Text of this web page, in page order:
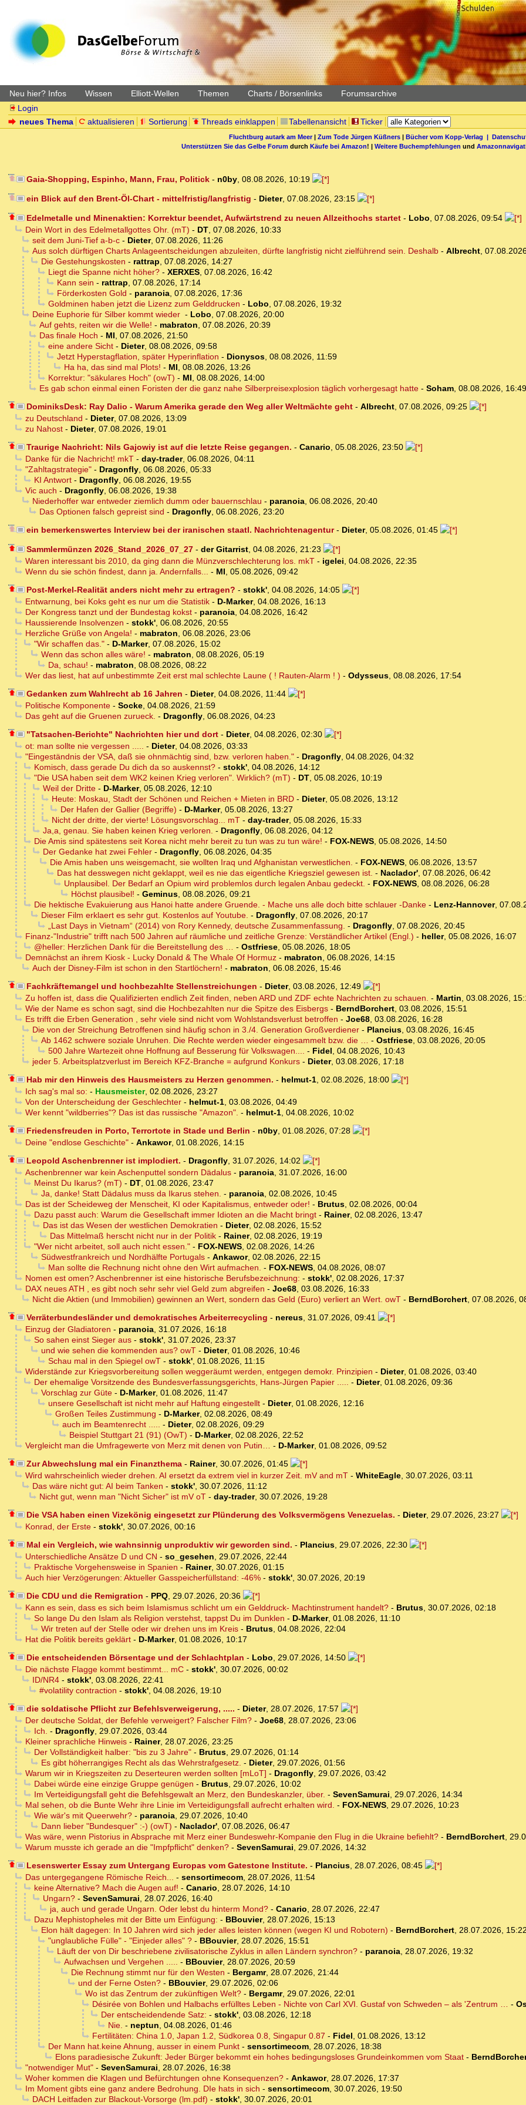
Neu hier? Infos Wissen Elliott-Wellen Themen Charts / Börsenlinks
Forumsarchive
Login
neues Thema
aktualisieren Sortierung Threads einklappen Tabellenansicht Ticker
Fluchtburg autark am Meer| Zum Tode Jürgen Küßners| Bücher vom Kopp-Verlag |
Unterstützen Sie das Gelbe Forum durch Käufe bei Amazon! | Weitere Buchempfehlungen und
Gaia-Shopping, Espinho, Mann, Frau, Politick- n0by, 08.08.2026, 10:19
ein Blick auf den Brent-Öl-Chart - mittelfristig/langfristig - Dieter, 07.08.2026, 23:15
Edelmetalle und Minenaktien: Korrektur beendet, Aufwärtstrend zu neuen Allzeithochs startet- Lobo, 07.08.2026, 09:54
Dein Wort in des Edelmetallgottes Ohr. (mT) - DT, 07.08.2026, 10:33
seit dem Juni-Tief a-b-c- Dieter, 07.08.2026, 11:26
Aus solch dürftigen Charts Anlageentscheidungen abzuleiten, dürfte langfristig nicht zielführend sein. Deshalb- Albrecht,
Die Gestehungskosten - rattrap, 07.08.2026, 14:27
Liegt die Spanne nicht höher?- XERXES, 07.08.2026, 16:42
Kann sein - rattrap, 07.08.2026, 17:14
Förderkosten Gold - paranoia, 07.08.2026, 17:36
Goldminen haben jetzt die Lizenz zum Gelddrucken - Lobo, 07.08.2026, 19:32
Deine Euphorie für Silber kommt wieder - Lobo, 07.08.2026, 20:00
Auf gehts, reiten wir die Welle! - mabraton, 07.08.2026, 20:39
Das finale Hoch - MI, 07.08.2026, 21:50
eine andere Sicht- Dieter, 08.08.2026, 09:58
Jetzt Hyperstagflation, später Hyperinflation - Dionysos, 08.08.2026, 11:59
Ha ha, das sind mal Plots! - MI, 08.08.2026, 13:26
Korrektur: "säkulares Hoch" (owT) - MI, 08.08.2026, 14:00
Es gab schon einmal einen Foristen der die ganz nahe Silberpreisexplosion täglich vorhergesagt hatte- Soham, 08.08.2026, 16:49
DominiksDesk: Ray Dalio - Warum Amerika gerade den Weg aller Weltmächte geht- Albrecht, 07.08.2026, 09:25
zu Deutschland - Dieter, 07.08.2026, 13:09
zu Nahost- Dieter, 07.08.2026, 19:01
Traurige Nachricht: Nils Gajowiy ist auf die letzte Reise gegangen. - Canario, 05.08.2026, 23:50
Danke für die Nachricht! mkT- day-trader, 06.08.2026, 04:11
"Zahltagstrategie"- Dragonfly, 06.08.2026, 05:33
KI Antwort- Dragonfly, 06.08.2026, 19:55
Vic auch - Dragonfly, 06.08.2026, 19:38
Niederhoffer war entweder ziemlich dumm oder bauernschlau - paranoia, 06.08.2026, 20:40
Das Optionen falsch gepreist sind - Dragonfly, 06.08.2026, 23:20
ein bemerkenswertes Interview bei der iranischen staatl. Nachrichtenagentur- Dieter, 05.08.2026, 01:45
Sammlermünzen 2026_Stand_2026_07_27- der Gitarrist, 04.08.2026, 21:23
Waren interessant bis 2010, da ging dann die Münzverschlechterung los. mkT- igelei, 04.08.2026, 22:35
Wenn du sie schön findest, dann ja. Andernfalls... - MI, 05.08.2026, 09:42
Post-Merkel-Realität anders nicht mehr zu ertragen? - stokk', 04.08.2026, 14:05
Entwarnung, bei Koks geht es nur um die Statistik- D-Marker, 04.08.2026, 16:13
Der Kongress tanzt und der Bundestag kokst- paranoia, 04.08.2026, 16:42
Haussierende Insolvenzen - stokk', 06.08.2026, 20:55
Herzliche Grüße von Angela! - mabraton, 06.08.2026, 23:06
"Wir schaffen das."- D-Marker, 07.08.2026, 15:02
Wenn das schon alles wäre! - mabraton, 08.08.2026, 05:19
Da, schau! - mabraton, 08.08.2026, 08:22
Wer das liest, hat auf unbestimmte Zeit erst mal schlechte Laune ( ! Rauten-Alarm ! ) - Odysseus, 08.08.2026, 17:54
Gedanken zum Wahlrecht ab 16 Jahren - Dieter, 04.08.2026, 11:44
Politische Komponente- Socke, 04.08.2026, 21:59
Das geht auf die Gruenen zurueck. - Dragonfly, 06.08.2026, 04:23
"Tatsachen-Berichte" Nachrichten hier und dort- Dieter, 04.08.2026, 02:30
ot: man sollte nie vergessen ..... - Dieter, 04.08.2026, 03:33
"Eingeständnis der VSA, daß sie ohnmächtig sind, bzw. verloren haben."- Dragonfly, 04.08.2026, 04:32
Komisch, dass gerade Du dich da so auskennst?- stokk', 04.08.2026, 14:12
"Die USA haben seit dem WK2 keinen Krieg verloren". Wirklich? (mT) - DT, 05.08.2026, 10:19
Weil der Dritte- D-Marker, 05.08.2026, 12:10
Heute: Moskau, Stadt der Schönen und Reichen + Mieten in BRD- Dieter, 05.08.2026, 13:12
Der Hafen der Gallier (Begriffe) - D-Marker, 05.08.2026, 13:27
Nicht der dritte, der vierte! Lösungsvorschlag... mT- day-trader, 05.08.2026, 15:33
Ja,a, genau. Sie haben keinen Krieg verloren. - Dragonfly, 06.08.2026, 04:12
Die Amis sind spätestens seit Korea nicht mehr bereit zu tun was zu tun wäre! - FOX-NEWS, 05.08.2026, 14:50
Der Gedanke hat zwei Fehler- Dragonfly, 06.08.2026, 04:35
Die Amis haben uns weisgemacht, sie wollten Iraq und Afghanistan verwestlichen. - FOX-NEWS, 06.08.2026, 13:57
Das hat desswegen nicht geklappt, weil es nie das eigentliche Kriegsziel gewesen ist. - Naclador', 07.08.2026, 06:42
Unplausibel. Der Bedarf an Opium wird problemlos durch legalen Anbau gedeckt. - FOX-NEWS, 08.08.2026, 06:28
Höchst plausibel! - Geminus, 08.08.2026, 09:21
Die hektische Evakuierung aus Hanoi hatte andere Gruende. - Mache uns alle doch bitte schlauer -Danke- Lenz-Hannover,
Dieser Film erklaert es sehr gut. Kostenlos auf Youtube. - Dragonfly, 07.08.2026, 20:17
„Last Days in Vietnam“ (2014) von Rory Kennedy, deutsche Zusammenfassung. - Dragonfly, 07.08.2026, 20:45
Finanz-"Industrie" trifft nach 500 Jahren auf räumliche und zeitliche Grenze: Verständlicher Artikel (Engl.) - heller, 05.08.2026, 16:07
@heller: Herzlichen Dank für die Bereitstellung des … - Ostfriese, 05.08.2026, 18:05
Demnächst an ihrem Kiosk - Lucky Donald & The Whale Of Hormuz- mabraton, 06.08.2026, 14:15
Auch der Disney-Film ist schon in den Startlöchern! - mabraton, 06.08.2026, 15:46
Fachkräftemangel und hochbezahlte Stellenstreichungen - Dieter, 03.08.2026, 12:49
Zu hoffen ist, dass die Qualifizierten endlich Zeit finden, neben ARD und ZDF echte Nachrichten zu schauen. - Martin, 03.08.2026,
Wie der Name es schon sagt, sind die Hochbezahlten nur die Spitze des Eisbergs- BerndBorchert, 03.08.2026, 15:51
Es trifft die Erben Generation , sehr viele sind nicht vom Wohlstandsverlust betroffen - Joe68, 03.08.2026, 16:28
Die von der Streichung Betroffenen sind häufig schon in 3./4. Generation Großverdiener- Plancius, 03.08.2026, 16:45
Ab 1462 schwere soziale Unruhen. Die Rechte werden wieder eingesammelt bzw. die … - Ostfriese, 03.08.2026, 20:05
500 Jahre Wartezeit ohne Hoffnung auf Besserung für Volkswagen.... - Fidel, 04.08.2026, 10:43
jeder 5. Arbeitsplatzverlust im Bereich KFZ-Branche = aufgrund Konkurs- Dieter, 03.08.2026, 17:18
Hab mir den Hinweis des Hausmeisters zu Herzen genommen. - helmut-1, 02.08.2026, 18:00
Ich sag's mal so: - Hausmeister, 02.08.2026, 23:27
Von der Unterscheidung der Geschlechter- helmut-1, 03.08.2026, 04:49
Wer kennt "wildberries"? Das ist das russische "Amazon". - helmut-1, 04.08.2026, 10:02
Friedensfreuden in Porto, Terrortote in Stade und Berlin - n0by, 01.08.2026, 07:28
Deine "endlose Geschichte"- Ankawor, 01.08.2026, 14:15
Leopold Aschenbrenner ist implodiert. - Dragonfly, 31.07.2026, 14:02
Aschenbrenner war kein Aschenputtel sondern Dädalus- paranoia, 31.07.2026, 16:00
Meinst Du Ikarus? (mT) - DT, 01.08.2026, 23:47
Ja, danke! Statt Dädalus muss da Ikarus stehen. - paranoia, 02.08.2026, 10:45
Das ist der Scheideweg der Menscheit, KI oder Kapitalismus, entweder oder! - Brutus, 02.08.2026, 00:04
Dazu passt auch: Warum die Gesellschaft immer Idioten an die Macht bringt- Rainer, 02.08.2026, 13:47
Das ist das Wesen der westlichen Demokratien - Dieter, 02.08.2026, 15:52
Das Mittelmaß herscht nicht nur in der Politik- Rainer, 02.08.2026, 19:19
"Wer nicht arbeitet, soll auch nicht essen."- FOX-NEWS, 02.08.2026, 14:26
Südwestfrankreich und Nordhälfte Portugals- Ankawor, 02.08.2026, 22:15
Man sollte die Rechnung nicht ohne den Wirt aufmachen. - FOX-NEWS, 04.08.2026, 08:07
Nomen est omen? Aschenbrenner ist eine historische Berufsbezeichnung: - stokk', 02.08.2026, 17:37
DAX neues ATH , es gibt noch sehr sehr viel Geld zum abgreifen - Joe68, 03.08.2026, 16:33
Nicht die Aktien (und Immobilien) gewinnen an Wert, sondern das Geld (Euro) verliert an Wert. owT- BerndBorchert, 07.08.2026,
Verräterbundesländer und demokratisches Arbeiterrecycling - nereus, 31.07.2026, 09:41
Einzug der Gladiatoren - paranoia, 31.07.2026, 16:18
So sahen einst Sieger aus- stokk', 31.07.2026, 23:37
und wie sehen die kommenden aus? owT- Dieter, 01.08.2026, 10:46
Schau mal in den Spiegel owT- stokk', 01.08.2026, 11:15
Widerstände zur Kriegsvorbereitung sollen weggeräumt werden, entgegen demokr. Prinzipien - Dieter, 01.08.2026, 03:40
Der ehemalige Vorsitzende des Bundesverfassungsgerichts, Hans-Jürgen Papier ..... - Dieter, 01.08.2026, 09:36
Vorschlag zur Güte- D-Marker, 01.08.2026, 11:47
unsere Gesellschaft ist nicht mehr auf Haftung eingestellt- Dieter, 01.08.2026, 12:16
Großen Teiles Zustimmung - D-Marker, 02.08.2026, 08:49
auch im Beamtenrecht ..... - Dieter, 02.08.2026, 09:29
Beispiel Stuttgart 21 (91) (OwT) - D-Marker, 02.08.2026, 22:52
Vergleicht man die Umfragewerte von Merz mit denen von Putin… - D-Marker, 01.08.2026, 09:52
Zur Abwechslung mal ein Finanzthema- Rainer, 30.07.2026, 01:45
Wird wahrscheinlich wieder drehen. AI ersetzt da extrem viel in kurzer Zeit. mV and mT- WhiteEagle, 30.07.2026, 03:11
Das wäre nicht gut: AI beim Tanken - stokk', 30.07.2026, 11:12
Nicht gut, wenn man "Nicht Sicher" ist mV oT- day-trader, 30.07.2026, 19:28
Die VSA haben einen Vizekönig eingesetzt zur Plünderung des Volksvermögens Venezuelas. - Dieter, 29.07.2026, 23:27
Konrad, der Erste- stokk', 30.07.2026, 00:16
Mal ein Vergleich, wie wahnsinnig unproduktiv wir geworden sind. - Plancius, 29.07.2026, 22:30
Unterschiedliche Ansätze D und CN - so_gesehen, 29.07.2026, 22:44
Praktische Vorgehensweise in Spanien - Rainer, 30.07.2026, 01:15
Auch hier Verzögerungen: Aktueller Gasspeicherfüllstand: -46%- stokk', 30.07.2026, 20:19
Die CDU und die Remigration - PPQ, 29.07.2026, 20:36
Kann es sein, dass es sich beim Islamismus schlicht um ein Gelddruck- Machtinstrument handelt?- Brutus, 30.07.2026, 02:18
So lange Du den Islam als Religion verstehst, tappst Du im Dunklen - D-Marker, 01.08.2026, 11:10
Wir treten auf der Stelle oder wir drehen uns im Kreis- Brutus, 04.08.2026, 22:04
Hat die Politik bereits geklärt- D-Marker, 01.08.2026, 10:17
Die entscheidenden Börsentage und der Schlachtplan - Lobo, 29.07.2026, 14:50
Die nächste Flagge kommt bestimmt... mC- stokk', 30.07.2026, 00:02
ID/NR4- stokk', 03.08.2026, 22:41
#volatility contraction - stokk', 04.08.2026, 19:10
die soldatische Pflicht zur Befehlsverweigerung, ..... - Dieter, 28.07.2026, 17:57
Der deutsche Soldat, der Befehle verweigert? Falscher Film?- Joe68, 28.07.2026, 23:06
Ich. - Dragonfly, 29.07.2026, 03:44
Kleiner sprachliche Hinweis- Rainer, 28.07.2026, 23:25
Der Vollständigkeit halber: "bis zu 3 Jahre"- Brutus, 29.07.2026, 01:14
Es gibt höherrangiges Recht als das Wehrstrafgesetz. - Dieter, 29.07.2026, 01:56
Warum wir in Kriegszeiten zu Deserteuren werden sollten [mLoT] - Dragonfly, 29.07.2026, 03:42
Dabei würde eine einzige Gruppe genügen - Brutus, 29.07.2026, 10:02
Im Verteidigungsfall geht die Befehlsgewalt an Merz, den Bundeskanzler, über. - SevenSamurai, 29.07.2026, 14:34
Mal sehen, ob die Bunte Wehr ihre Linie im Verteidigungsfall aufrecht erhalten wird. - FOX-NEWS, 29.07.2026, 10:23
Wie wär's mit Queerwehr?- paranoia, 29.07.2026, 10:40
Dann lieber "Bundesquer" :-) (owT) - Naclador', 07.08.2026, 06:47
Was wäre, wenn Pistorius in Absprache mit Merz einer Bundeswehr-Kompanie den Flug in die Ukraine befiehlt?- BerndBorchert,
Warum musste ich gerade an die "Impfpflicht" denken?- SevenSamurai, 29.07.2026, 14:32
Lesenswerter Essay zum Untergang Europas vom Gatestone Institute. - Plancius, 28.07.2026, 08:45
Das untergegangene Römische Reich... - sensortimecom, 28.07.2026, 11:54
keine Alternative? Mach die Augen auf! - Canario, 28.07.2026, 14:10
Ungarn?- SevenSamurai, 28.07.2026, 16:40
ja, auch und gerade Ungarn. Oder lebst du hinterm Mond?- Canario, 28.07.2026, 22:47
Dazu Mephistopheles mit der Bitte um Einfügung: - BBouvier, 28.07.2026, 15:13
Elon hält dagegen: In 10 Jahren wird sich jeder alles leisten können (wegen KI und Robotern) - BerndBorchert, 28.07.2026,
"unglaubliche Fülle" - "Einjeder alles" ?- BBouvier, 28.07.2026, 15:51
Läuft der von Dir beschriebene zivilisatorische Zyklus in allen Ländern synchron?- paranoia, 28.07.2026, 19:32
Aufwachsen und Vergehen ..... - BBouvier, 28.07.2026, 20:59
Die Rechnung stimmt nur für den Westen - Bergamr, 28.07.2026, 21:44
und der Ferne Osten?- BBouvier, 29.07.2026, 02:06
Wo ist das Zentrum der zukünftigen Welt?- Bergamr, 29.07.2026, 22:01
Désirée von Bohlen und Halbachs erfülltes Leben - Nichte von Carl XVI. Gustaf von Schweden – als 'Zentrum … -
Der entscheidendende Satz: - stokk', 03.08.2026, 12:18
Nie. - neptun, 04.08.2026, 01:46
Fertilitäten: China 1.0, Japan 1.2, Südkorea 0.8, Singapur 0.87 - Fidel, 01.08.2026, 13:12
Der Mann hat.keine Ahnung, ausser in einem Punkt- sensortimecom, 28.07.2026, 18:38
Elons paradiesische Zukunft: Jeder Bürger bekommt ein hohes bedingungsloses Grundeinkommen vom Staat-
"notwendiger Mut"- SevenSamurai, 28.07.2026, 16:38
Woher kommen die Klagen und Befürchtungen ohne Konsequenzen?- Ankawor, 28.07.2026, 17:37
Im Moment gibts eine ganz andere Bedrohung. DIe hats in sich - sensortimecom, 30.07.2026, 19:50
DACH Leitfaden zur Blackout-Vorsorge (lm.pdf) - stokk', 30.07.2026, 20:01